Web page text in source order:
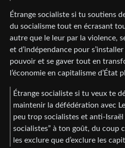
Étrange socialiste si tu soutiens
du socialisme tout en écrasant
autre que le leur par la violence,
et d’indépendance pour
pouvoir et se gaver tout en
l’économie en capitalisme d’État
Étrange socialiste si tu veux te
maintenir la défédération avec
peu trop socialistes et anti-
socialistes” à ton goût, du coup
les exclure que d’exclure les